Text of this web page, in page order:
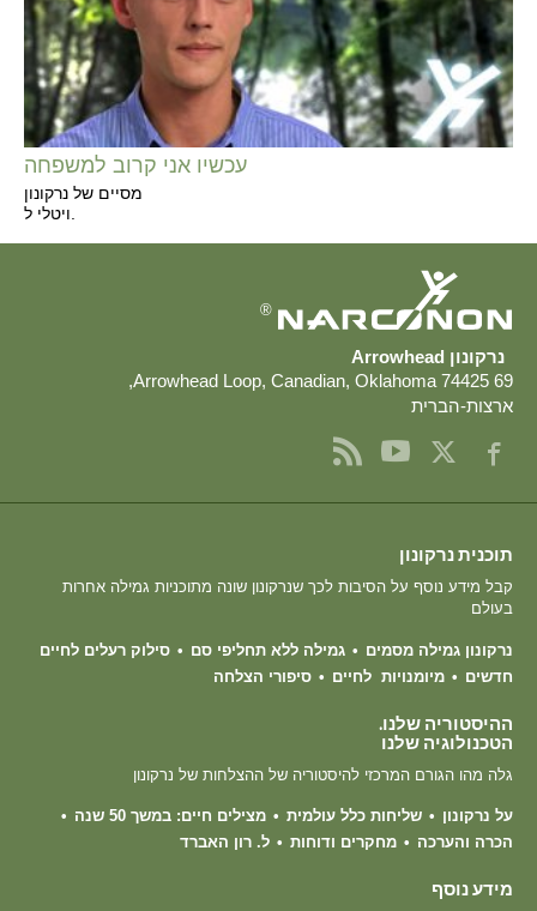
עכשיו אני קרוב למשפחה
מסיים של נרקונון
®
נרקונון Arrowhead
69 Arrowhead Loop
, Canadian, Oklahoma 74425
,
ארצות-הברית
תוכנית נרקונון
קבל מידע נוסף על הסיבות לכך שנרקונון שונה מתוכניות גמילה אחרות
בעולם
נרקונון גמילה מסמים גמילה ללא תחליפי סם
סילוק רעלים לחיים
חדשים
מיומנויות לחיים סיפורי הצלחה
ההיסטוריה שלנו.
הטכנולוגיה שלנו
גלה מהו הגורם המרכזי להיסטוריה של ההצלחות של נרקונון
על נרקונון שליחות כלל עולמית
מצילים חיים: במשך 50 שנה
הכרה והערכה
מחקרים ודוחות ל. רון האברד
מידע נוסף